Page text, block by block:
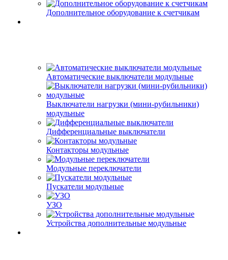
Дополнительное оборудование к счетчикам
Автоматические выключатели модульные
Выключатели нагрузки (мини-рубильники)
модульные
Дифференциальные выключатели
Контакторы модульные
Модульные переключатели
Пускатели модульные
УЗО
Устройства дополнительные модульные